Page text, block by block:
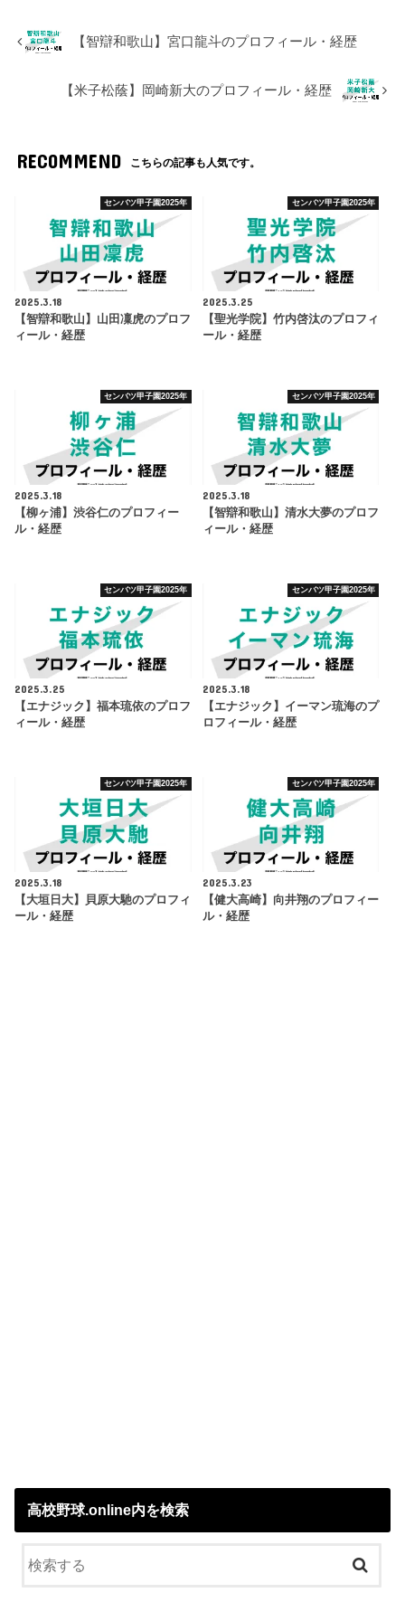
【智辯和歌山】宮口龍斗のプロフィール・経歴
【米子松蔭】岡崎新大のプロフィール・経歴
RECOMMEND こちらの記事も人気です。
センバツ甲子園2025年
2025.3.18
【智辯和歌山】山田凜虎のプロフ
ィール・経歴
センバツ甲子園2025年
2025.3.25
【聖光学院】竹内啓汰のプロフィ
ール・経歴
センバツ甲子園2025年
2025.3.18
【柳ヶ浦】渋谷仁のプロフィー
ル・経歴
センバツ甲子園2025年
2025.3.18
【智辯和歌山】清水大夢のプロフ
ィール・経歴
センバツ甲子園2025年
2025.3.25
【エナジック】福本琉依のプロフ
ィール・経歴
センバツ甲子園2025年
2025.3.18
【エナジック】イーマン琉海のプ
ロフィール・経歴
センバツ甲子園2025年
2025.3.18
【大垣日大】貝原大馳のプロフィ
ール・経歴
センバツ甲子園2025年
2025.3.23
【健大高崎】向井翔のプロフィー
ル・経歴
高校野球.online内を検索